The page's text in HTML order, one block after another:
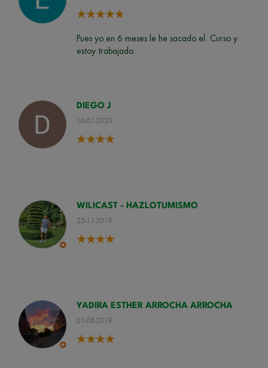
Pues yo en 6 meses le he sacado el. Curso y
estoy trabajado.
DIEGO J
16-01-2020
WILICAST - HAZLOTUMISMO
25-11-2019
YADIRA ESTHER ARROCHA ARROCHA
01-08-2019